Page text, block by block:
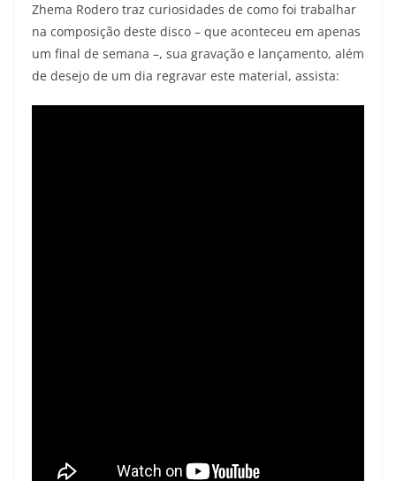
Zhema Rodero traz curiosidades de como foi trabalhar
na composição deste disco – que aconteceu em apenas
um final de semana –, sua gravação e lançamento, além
de desejo de um dia regravar este material, assista: